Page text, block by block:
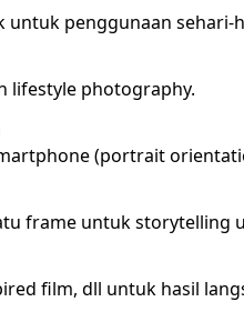
untuk penggunaan
lifestyle photography.
(portrait
frame untuk storytelling
film, dll untuk hasil